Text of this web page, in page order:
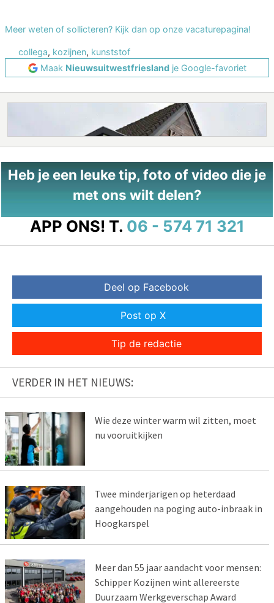
Meer weten of sollicteren? Kijk dan op onze vacaturepagina!
collega, kozijnen, kunststof
Maak Nieuwsuitwestfrieslandje Google-favoriet
Heb je een leuke tip, foto of video die je
met ons wilt delen?
APP ONS! T. 06 - 574 71 321
Deel op Facebook
Post op X
Tip de redactie
VERDER IN HET NIEUWS:
Wie deze winter warm wil zitten, moet
nu vooruitkijken
Twee minderjarigen op heterdaad
aangehouden na poging auto-inbraak in
Hoogkarspel
Meer dan 55 jaar aandacht voor mensen:
Schipper Kozijnen wint allereerste
Duurzaam Werkgeverschap Award